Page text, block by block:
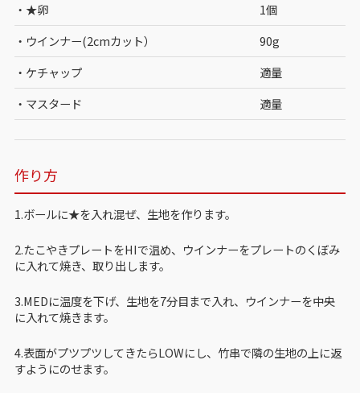
・★卵
1個
・ウインナー(2cmカット）
90g
・ケチャップ
適量
・マスタード
適量
作り方
1.ボールに★を入れ混ぜ、生地を作ります。
2.たこやきプレートをHIで温め、ウインナーをプレートのくぼみ
に入れて焼き、取り出します。
3.MEDに温度を下げ、生地を7分目まで入れ、ウインナーを中央
に入れて焼きます。
4.表面がプツプツしてきたらLOWにし、竹串で隣の生地の上に返
すようにのせます。